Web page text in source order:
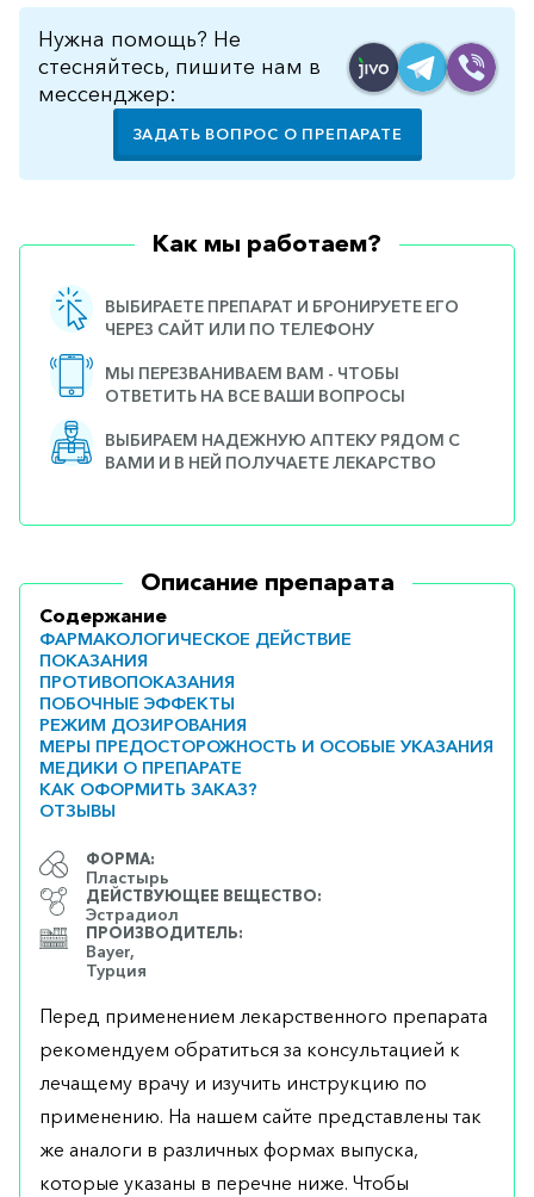
Нужна помощь? Не
стесняйтесь, пишите нам в
мессенджер:
ЗАДАТЬ ВОПРОС О ПРЕПАРАТЕ
Как мы работаем?
ВЫБИРАЕТЕ ПРЕПАРАТ И БРОНИРУЕТЕ ЕГО
ЧЕРЕЗ САЙТ ИЛИ ПО ТЕЛЕФОНУ
МЫ ПЕРЕЗВАНИВАЕМ ВАМ - ЧТОБЫ
ОТВЕТИТЬ НА ВСЕ ВАШИ ВОПРОСЫ
ВЫБИРАЕМ НАДЕЖНУЮ АПТЕКУ РЯДОМ С
ВАМИ И В НЕЙ ПОЛУЧАЕТЕ ЛЕКАРСТВО
Описание препарата
Содержание
ФАРМАКОЛОГИЧЕСКОЕ ДЕЙСТВИЕ
ПОКАЗАНИЯ
ПРОТИВОПОКАЗАНИЯ
ПОБОЧНЫЕ ЭФФЕКТЫ
РЕЖИМ ДОЗИРОВАНИЯ
МЕРЫ ПРЕДОСТОРОЖНОСТЬ И ОСОБЫЕ УКАЗАНИЯ
МЕДИКИ О ПРЕПАРАТЕ
КАК ОФОРМИТЬ ЗАКАЗ?
ОТЗЫВЫ
ФОРМА:
Пластырь
ДЕЙСТВУЮЩЕЕ ВЕЩЕСТВО:
Эстрадиол
ПРОИЗВОДИТЕЛЬ:
Bayer,
Турция
Перед применением лекарственного препарата
рекомендуем обратиться за консультацией к
лечащему врачу и изучить инструкцию по
применению. На нашем сайте представлены так
же аналоги в различных формах выпуска,
которые указаны в перечне ниже. Чтобы